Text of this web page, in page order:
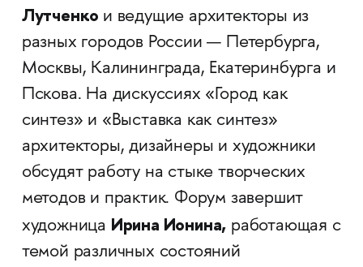
Лутченко и ведущие архитекторы из
разных городов России — Петербурга,
Москвы, Калининграда, Екатеринбурга и
Пскова. На дискуссиях «Город как
синтез» и «Выставка как синтез»
архитекторы, дизайнеры и художники
обсудят работу на стыке творческих
методов и практик. Форум завершит
художница Ирина Ионина, работающая с
темой различных состояний